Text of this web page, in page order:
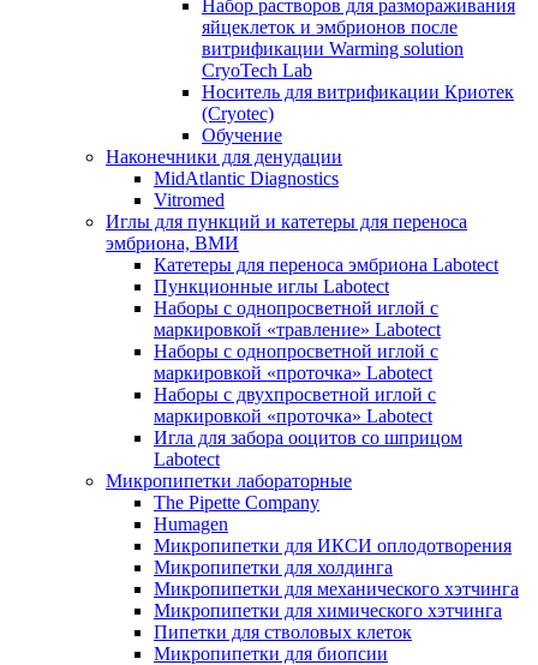
Набор растворов для размораживания
яйцеклеток и эмбрионов после
витрификации Warming solution
CryoTech Lab
Носитель для витрификации Криотек
(Cryotec)
Обучение
Наконечники для денудации
MidAtlantic Diagnostics
Vitromed
Иглы для пункций и катетеры для переноса
эмбриона, ВМИ
Катетеры для переноса эмбриона Labotect
Пункционные иглы Labotect
Наборы с однопросветной иглой с
маркировкой «травление» Labotect
Наборы с однопросветной иглой с
маркировкой «проточка» Labotect
Наборы с двухпросветной иглой с
маркировкой «проточка» Labotect
Игла для забора ооцитов со шприцом
Labotect
Микропипетки лабораторные
The Pipette Company
Humagen
Микропипетки для ИКСИ оплодотворения
Микропипетки для холдинга
Микропипетки для механического хэтчинга
Микропипетки для химического хэтчинга
Пипетки для стволовых клеток
Микропипетки для биопсии